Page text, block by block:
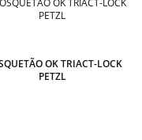
OK TRIACT-LOCK
PETZL